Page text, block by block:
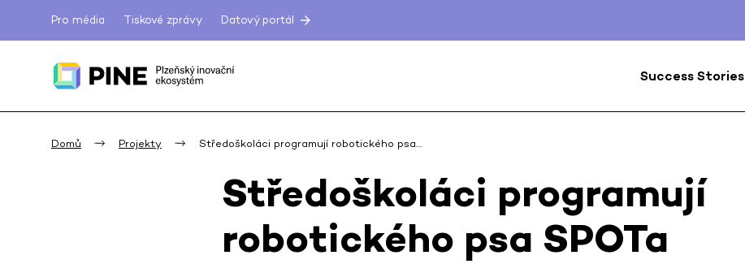
Pro média Tiskové zprávy Datový portál
Success Stories
Domů Projekty Středoškoláci programují robotického psa…
Středoškoláci programují
robotického psa SPOTa